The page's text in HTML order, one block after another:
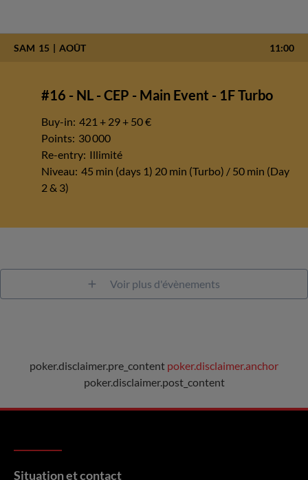
SAM 15 AOÛT 11:00
#16 - NL - CEP - Main Event - 1F Turbo
Buy-in: 421 + 29 + 50 €
Points: 30 000
Re-entry: Illimité
Niveau: 45 min (days 1) 20 min (Turbo) / 50 min (Day
2 & 3)
Voir plus d'évènements
poker.disclaimer.pre_content poker.disclaimer.anchor
poker.disclaimer.post_content
Situation et contact